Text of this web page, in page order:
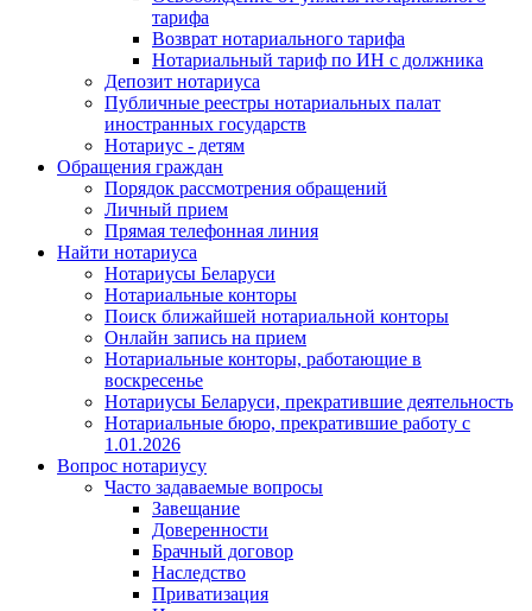
тарифа
Возврат нотариального тарифа
Нотариальный тариф по ИН с должника
Депозит нотариуса
Публичные реестры нотариальных палат
иностранных государств
Нотариус - детям
Обращения граждан
Порядок рассмотрения обращений
Личный прием
Прямая телефонная линия
Найти нотариуса
Нотариусы Беларуси
Нотариальные конторы
Поиск ближайшей нотариальной конторы
Онлайн запись на прием
Нотариальные конторы, работающие в
воскресенье
Нотариусы Беларуси, прекратившие деятельность
Нотариальные бюро, прекратившие работу с
1.01.2026
Вопрос нотариусу
Часто задаваемые вопросы
Завещание
Доверенности
Брачный договор
Наследство
Приватизация